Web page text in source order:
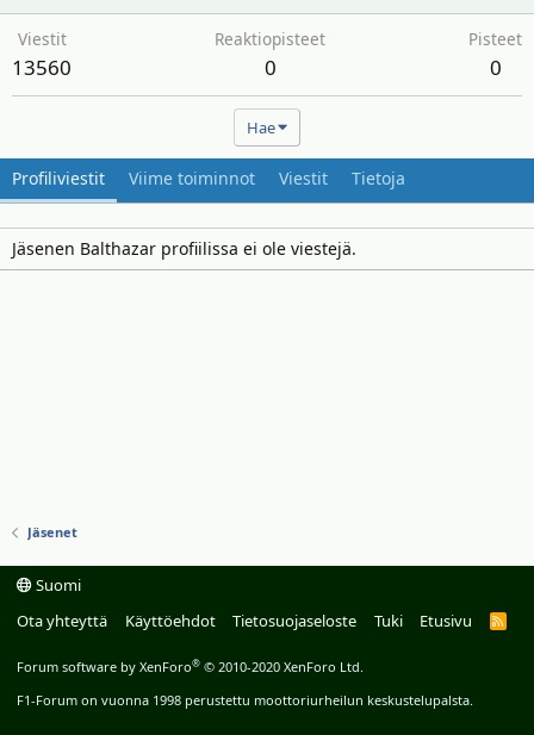
Viestit
13560
Reaktiopisteet
0
Pisteet
0
Hae
Profiliviestit Viime toiminnot Viestit Tietoja
Jäsenen Balthazar profiilissa ei ole viestejä.
Jäsenet
Suomi
Ota yhteyttä
Käyttöehdot Tietosuojaseloste Tuki Etusivu
R
Forum software by XenForo® © 2010-2020 XenForo Ltd.
F1-Forum on vuonna 1998 perustettu moottoriurheilun keskustelupalsta.